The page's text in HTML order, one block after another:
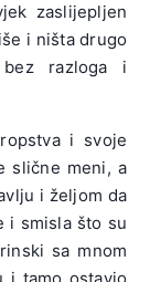
zaslijepljen
i ništa drugo
razloga i
i svoje
slične meni, a
i željom da
i smisla što su
sa mnom